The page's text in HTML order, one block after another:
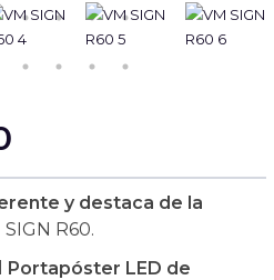
y destaca de la
R60.
Portapóster LED de